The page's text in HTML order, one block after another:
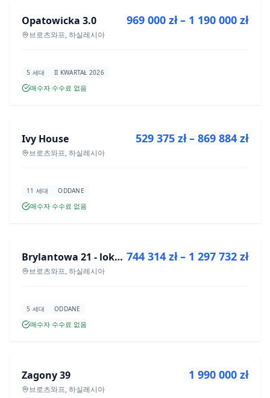
신규 분양
Opatowicka 3.0
브로츠와프, 하실레시아
969 000 zł – 1 190 000 zł
5 세대 II KWARTAŁ 2026
매수자 수수료 없음
신규 분양
Ivy House
브로츠와프, 하실레시아
529 375 zł – 869 884 zł
11 세대 ODDANE
매수자 수수료 없음
신규 분양 Brylantowa 21 - lokale usługowe
브로츠와프, 하실레시아
744 314 zł – 1 297 732 zł
5 세대 ODDANE
매수자 수수료 없음
신규 분양
Zagony 39
브로츠와프, 하실레시아
1 990 000 zł